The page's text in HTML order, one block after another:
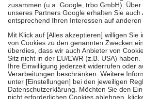
Verordnung.
Um das Engagement der Versicherten für
stärken und die besondere Stellung der
fallenkeine Zuzahlungenan bei:
• Kindern und Jugendlichen bis zum
mit Ausnahme der Fahrkosten
• Untersuchungen zur Vorsorge und
GKV getragen werden
• empfohlenen Schutzimpfungen
• Harn- und Blutteststreifen